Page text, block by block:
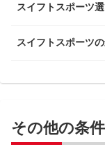
スイフトスポーツ
スイフトスポーツ
その他の条